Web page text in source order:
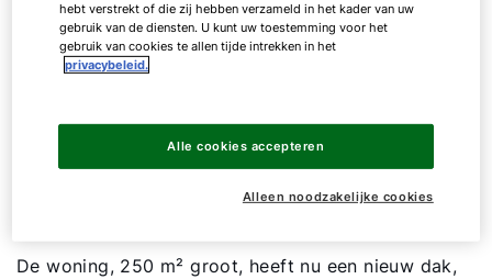
De woning, 250 m² groot, heeft nu een nieuw dak,
hebt verstrekt of die zij hebben verzameld in het kader van uw
gebruik van de diensten. U kunt uw toestemming voor het
gebruik van cookies te allen tijde intrekken in het
privacybeleid.
Alleen noodzakelijke cookies
Alle cookies accepteren